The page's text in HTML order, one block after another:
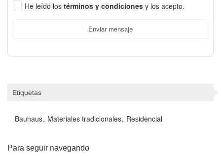
He leído los términos y condiciones y los acepto.
Enviar mensaje
Etiquetas
Bauhaus Materiales tradicionales Residencial
Para seguir navegando